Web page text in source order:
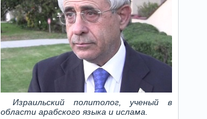
Израильский политолог, ученый в
области арабского языка и ислама.